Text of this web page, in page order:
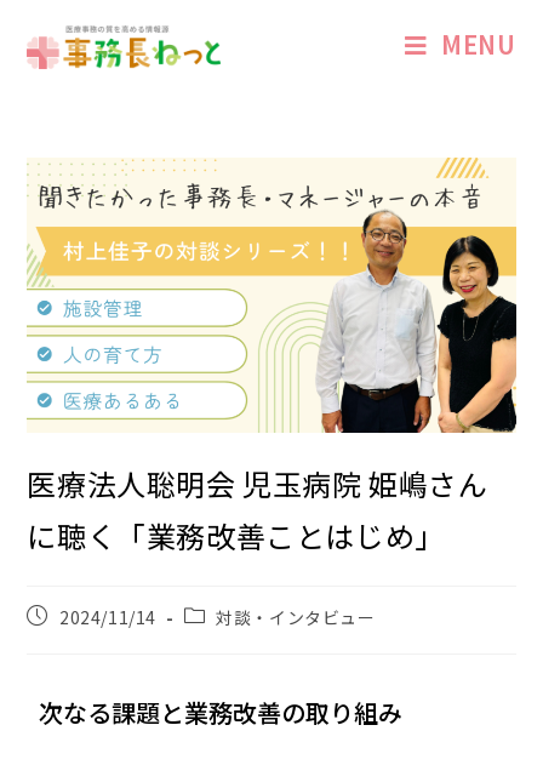
MENU
医療法人聡明会 児玉病院 姫嶋さん
に聴く「業務改善ことはじめ」
2024/11/14 対談・インタビュー
次なる課題と業務改善の取り組み